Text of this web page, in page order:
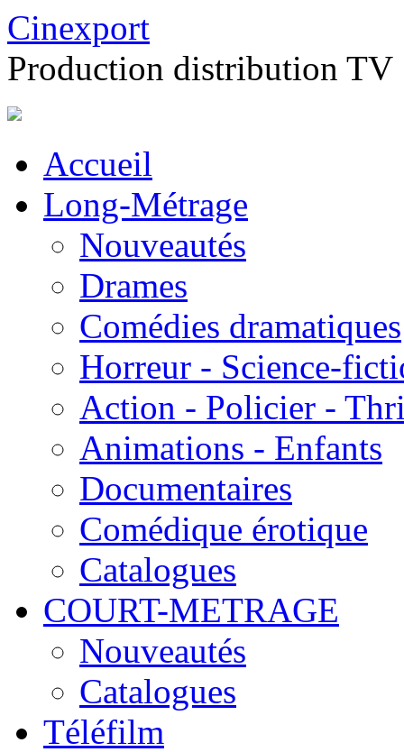
Cinexport
Production distribution TV
Accueil
Long-Métrage
Nouveautés
Drames
Comédies dramatiques
Horreur - Science-
Action - Policier -
Animations - Enfants
Documentaires
Comédique érotique
Catalogues
COURT-METRAGE
Nouveautés
Catalogues
Téléfilm